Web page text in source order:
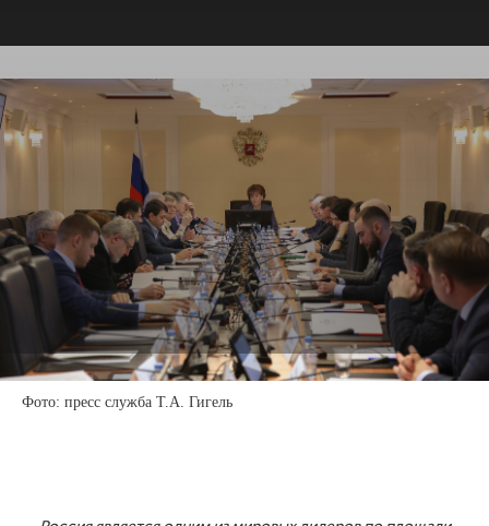
ЭКОЛОГИЧЕСКОЕ
ВОСПИТАНИЕ
Фото: пресс служба Т.А. Гигель